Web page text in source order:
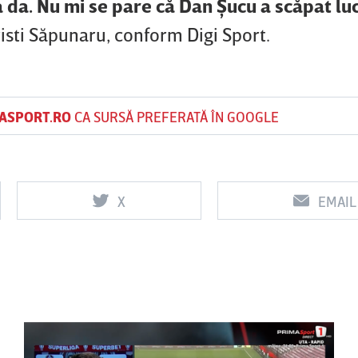
Nu mi se pare că Dan Şucu a scăpat
Săpunaru, conform Digi Sport.
CA SURSĂ PREFERATĂ ÎN GOOGLE
X EMAIL